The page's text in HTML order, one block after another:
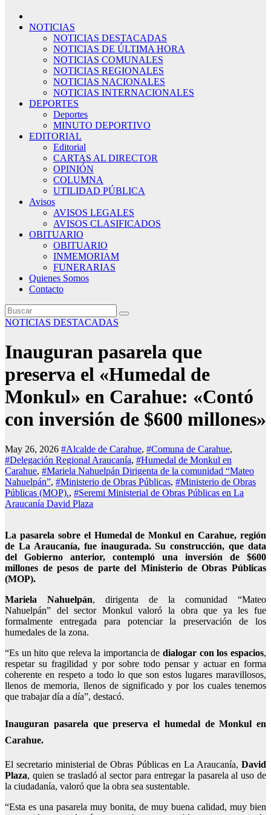
NOTICIAS
NOTICIAS DESTACADAS
NOTICIAS DE ÚLTIMA HORA
NOTICIAS COMUNALES
NOTICIAS REGIONALES
NOTICIAS NACIONALES
NOTICIAS INTERNACIONALES
DEPORTES
Deportes
MINUTO DEPORTIVO
EDITORIAL
Editorial
CARTAS AL DIRECTOR
OPINIÓN
COLUMNA
UTILIDAD PÚBLICA
Avisos
AVISOS LEGALES
AVISOS CLASIFICADOS
OBITUARIO
OBITUARIO
INMEMORIAM
FUNERARIAS
Quienes Somos
Contacto
NOTICIAS DESTACADAS
Inauguran pasarela que
preserva el «Humedal de
Monkul» en Carahue: «Contó
con inversión de $600 millones»
May 26, 2026 #Alcalde de Carahue, #Comuna de Carahue,
#Delegación Regional Araucanía, #Humedal de Monkul en
Carahue, #Mariela Nahuelpán Dirigenta de la comunidad “Mateo
Nahuelpán”, #Ministerio de Obras Públicas, #Ministerio de Obras
Públicas (MOP)., #Seremi Ministerial de Obras Públicas en La
Araucanía David Plaza
La pasarela sobre el Humedal de Monkul en Carahue, región
de La Araucanía, fue inaugurada. Su construcción, que data
del Gobierno anterior, contempló una inversión de $600
millones de pesos de parte del Ministerio de Obras Públicas
(MOP).
Mariela Nahuelpán, dirigenta de la comunidad “Mateo
Nahuelpán” del sector Monkul valoró la obra que ya les fue
formalmente entregada para potenciar la preservación de los
humedales de la zona.
“Es un hito que releva la importancia dedialogar con los espacios,
respetar su fragilidad y por sobre todo pensar y actuar en forma
coherente en respeto a todo lo que son estos lugares maravillosos,
llenos de memoria, llenos de significado y por los cuales tenemos
que trabajar día a día”, destacó.
Inauguran pasarela que preserva el humedal de Monkul en
Carahue.
El secretario ministerial de Obras Públicas en La Araucanía, David
Plaza, quien se trasladó al sector para entregar la pasarela al uso de
la ciudadanía, valoró que la obra sea sustentable.
“Esta es una pasarela muy bonita, de muy buena calidad, muy bien